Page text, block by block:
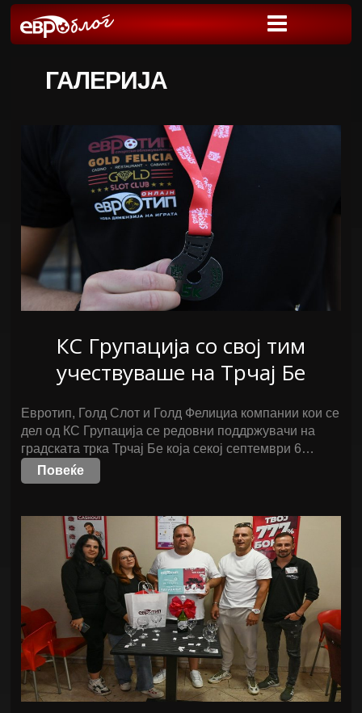
ГАЛЕРИЈА
КС Групација со свој тим
учествуваше на Трчај Бе
Евротип, Голд Слот и Голд Фелициа компании кои се
дел од КС Групација се редовни поддржувачи на
градската трка Трчај Бе која секој септември 6…
Повеќе